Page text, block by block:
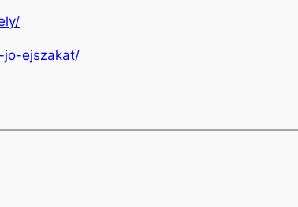
jo-ejszakat/